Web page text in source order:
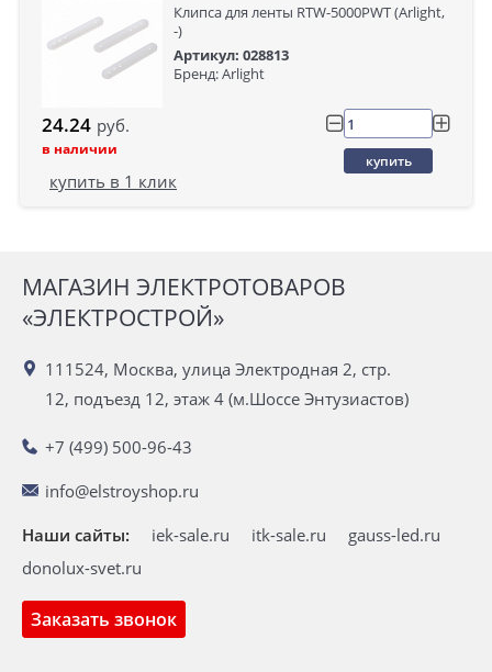
Клипса для ленты RTW-5000PWT (Arlight,
-)
Артикул: 028813
Бренд: Arlight
24.24 руб.
в наличии
купить
купить в 1 клик
МАГАЗИН ЭЛЕКТРОТОВАРОВ
«ЭЛЕКТРОСТРОЙ»
111524, Москва, улица Электродная 2, стр.
12, подъезд 12, этаж 4 (м.Шоссе Энтузиастов)
+7 (499) 500-96-43
info@elstroyshop.ru
Заказать звонок
Наши сайты: iek-sale.ru itk-sale.ru
gauss-led.ru
donolux-svet.ru